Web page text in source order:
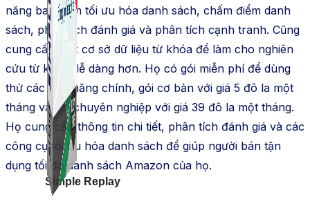
Simple Replay
năng bao gồm tối ưu hóa danh sách, chấm điểm danh
sách, phân tích đánh giá và phân tích cạnh tranh. Cũng
cung cấp một cơ sở dữ liệu từ khóa để làm cho nghiên
cứu từ khóa dễ dàng hơn. Họ có gói miễn phí để dùng
thử các tính năng chính, gói cơ bản với giá 5 đô la một
tháng và gói chuyên nghiệp với giá 39 đô la một tháng.
Họ cung cấp thông tin chi tiết, phân tích đánh giá và các
công cụ tối ưu hóa danh sách để giúp người bán tận
dụng tối đa danh sách Amazon của họ.